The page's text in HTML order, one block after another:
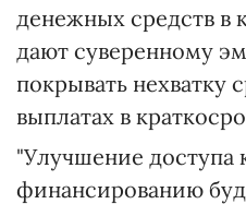
денежных средств в
дают суверенному
покрывать нехватку
выплатах в
"Улучшение доступа
финансированию